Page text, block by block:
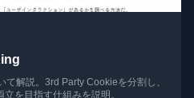
解説。3rd Party Cookieを分割し、
を目指す仕組みを説明。